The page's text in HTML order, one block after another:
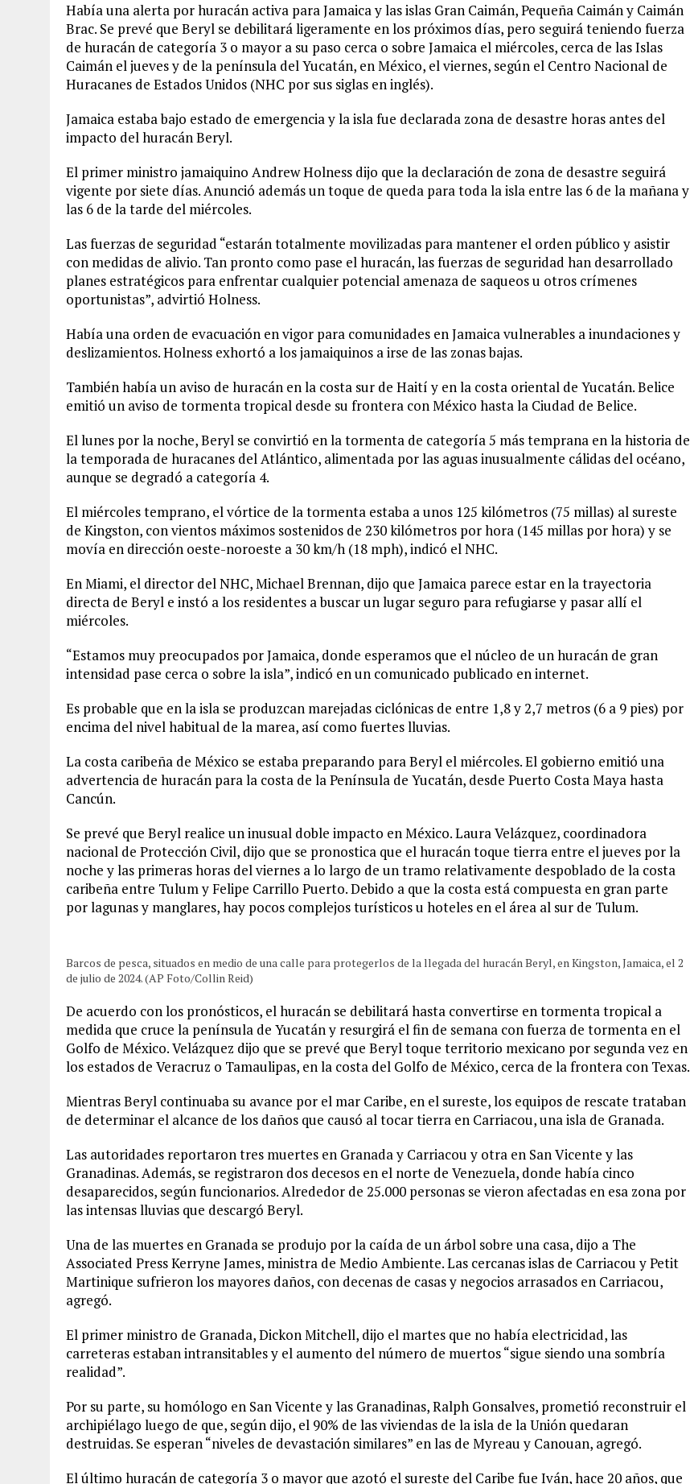
Había una alerta por huracán activa para Jamaica y las islas Gran Caimán, Pequeña Caimán y Caimán
Brac. Se prevé que Beryl se debilitará ligeramente en los próximos días, pero seguirá teniendo fuerza
de huracán de categoría 3 o mayor a su paso cerca o sobre Jamaica el miércoles, cerca de las Islas
Caimán el jueves y de la península del Yucatán, en México, el viernes, según el Centro Nacional de
Huracanes de Estados Unidos (NHC por sus siglas en inglés).
Jamaica estaba bajo estado de emergencia y la isla fue declarada zona de desastre horas antes del
impacto del huracán Beryl.
El primer ministro jamaiquino Andrew Holness dijo que la declaración de zona de desastre seguirá
vigente por siete días. Anunció además un toque de queda para toda la isla entre las 6 de la mañana y
las 6 de la tarde del miércoles.
Las fuerzas de seguridad “estarán totalmente movilizadas para mantener el orden público y asistir
con medidas de alivio. Tan pronto como pase el huracán, las fuerzas de seguridad han desarrollado
planes estratégicos para enfrentar cualquier potencial amenaza de saqueos u otros crímenes
oportunistas”, advirtió Holness.
Había una orden de evacuación en vigor para comunidades en Jamaica vulnerables a inundaciones y
deslizamientos. Holness exhortó a los jamaiquinos a irse de las zonas bajas.
También había un aviso de huracán en la costa sur de Haití y en la costa oriental de Yucatán. Belice
emitió un aviso de tormenta tropical desde su frontera con México hasta la Ciudad de Belice.
El lunes por la noche, Beryl se convirtió en la tormenta de categoría 5 más temprana en la historia de
la temporada de huracanes del Atlántico, alimentada por las aguas inusualmente cálidas del océano,
aunque se degradó a categoría 4.
El miércoles temprano, el vórtice de la tormenta estaba a unos 125 kilómetros (75 millas) al sureste
de Kingston, con vientos máximos sostenidos de 230 kilómetros por hora (145 millas por hora) y se
movía en dirección oeste-noroeste a 30 km/h (18 mph), indicó el NHC.
En Miami, el director del NHC, Michael Brennan, dijo que Jamaica parece estar en la trayectoria
directa de Beryl e instó a los residentes a buscar un lugar seguro para refugiarse y pasar allí el
miércoles.
“Estamos muy preocupados por Jamaica, donde esperamos que el núcleo de un huracán de gran
intensidad pase cerca o sobre la isla”, indicó en un comunicado publicado en internet.
Es probable que en la isla se produzcan marejadas ciclónicas de entre 1,8 y 2,7 metros (6 a 9 pies) por
encima del nivel habitual de la marea, así como fuertes lluvias.
La costa caribeña de México se estaba preparando para Beryl el miércoles. El gobierno emitió una
advertencia de huracán para la costa de la Península de Yucatán, desde Puerto Costa Maya hasta
Cancún.
Se prevé que Beryl realice un inusual doble impacto en México. Laura Velázquez, coordinadora
nacional de Protección Civil, dijo que se pronostica que el huracán toque tierra entre el jueves por la
noche y las primeras horas del viernes a lo largo de un tramo relativamente despoblado de la costa
caribeña entre Tulum y Felipe Carrillo Puerto. Debido a que la costa está compuesta en gran parte
por lagunas y manglares, hay pocos complejos turísticos u hoteles en el área al sur de Tulum.
Barcos de pesca, situados en medio de una calle para protegerlos de la llegada del huracán Beryl, en Kingston, Jamaica, el 2
de julio de 2024. (AP Foto/Collin Reid)
De acuerdo con los pronósticos, el huracán se debilitará hasta convertirse en tormenta tropical a
medida que cruce la península de Yucatán y resurgirá el fin de semana con fuerza de tormenta en el
Golfo de México. Velázquez dijo que se prevé que Beryl toque territorio mexicano por segunda vez en
los estados de Veracruz o Tamaulipas, en la costa del Golfo de México, cerca de la frontera con Texas.
Mientras Beryl continuaba su avance por el mar Caribe, en el sureste, los equipos de rescate trataban
de determinar el alcance de los daños que causó al tocar tierra en Carriacou, una isla de Granada.
Las autoridades reportaron tres muertes en Granada y Carriacou y otra en San Vicente y las
Granadinas. Además, se registraron dos decesos en el norte de Venezuela, donde había cinco
desaparecidos, según funcionarios. Alrededor de 25.000 personas se vieron afectadas en esa zona por
las intensas lluvias que descargó Beryl.
Una de las muertes en Granada se produjo por la caída de un árbol sobre una casa, dijo a The
Associated Press Kerryne James, ministra de Medio Ambiente. Las cercanas islas de Carriacou y Petit
Martinique sufrieron los mayores daños, con decenas de casas y negocios arrasados en Carriacou,
agregó.
El primer ministro de Granada, Dickon Mitchell, dijo el martes que no había electricidad, las
carreteras estaban intransitables y el aumento del número de muertos “sigue siendo una sombría
realidad”.
Por su parte, su homólogo en San Vicente y las Granadinas, Ralph Gonsalves, prometió reconstruir el
archipiélago luego de que, según dijo, el 90% de las viviendas de la isla de la Unión quedaran
destruidas. Se esperan “niveles de devastación similares” en las de Myreau y Canouan, agregó.
El último huracán de categoría 3 o mayor que azotó el sureste del Caribe fue Iván, hace 20 años, que